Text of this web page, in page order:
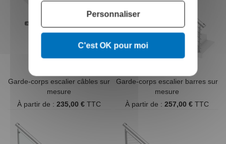
Garde-corps escalier câbles sur
mesure
À partir de :235,00 € TTC
Garde-corps escalier barres sur
mesure
À partir de : 257,00 € TTC
C'est OK pour moi
Personnaliser